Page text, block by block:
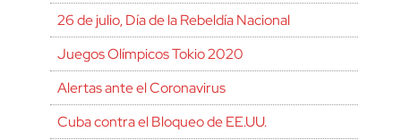
26 de julio, Día de la Rebeldía Nacional
Juegos Olímpicos Tokio 2020
Alertas ante el Coronavirus
Cuba contra el Bloqueo de EE.UU.